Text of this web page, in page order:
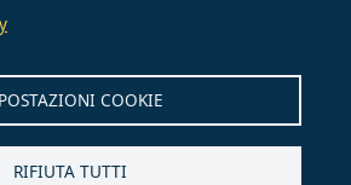
COOKIE
RIFIUTA TUTTI